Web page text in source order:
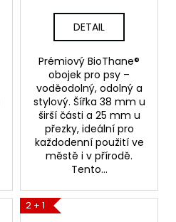
DETAIL
Prémiový BioThane®
obojek pro psy –
voděodolný, odolný a
stylový. Šířka 38 mm u
širší části a 25 mm u
přezky, ideální pro
každodenní použití ve
městě i v přírodě.
Tento...
2 + 1